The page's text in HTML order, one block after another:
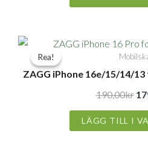
Rea!
Rea!
ZAGG iPhone 16e/15/14/
190,00kr
LÄGG TILL I